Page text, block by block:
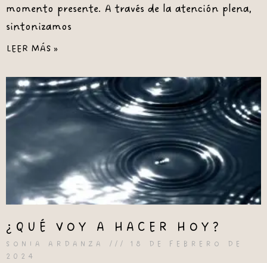
momento presente. A través de la atención plena,
sintonizamos
LEER MÁS »
¿QUÉ VOY A HACER HOY?
SONIA ARDANZA
18 DE FEBRERO DE
2024